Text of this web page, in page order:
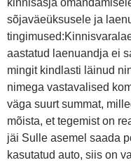
kinnisasja
sõjaväeüksusele ja
aastatud laenuandja ei
mingit kindlasti läinud
nimega vastavalised
väga suurt summat,
mõista, et tegemist on
jäi Sulle asemel saada
kasutatud auto, siis on